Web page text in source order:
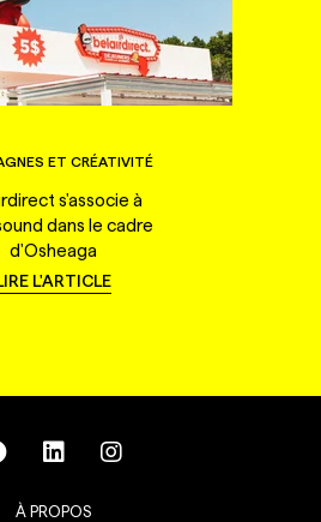
ET CRÉATIVITÉ
s'associe à
dans le cadre
d'Osheaga
L'ARTICLE
À PROPOS